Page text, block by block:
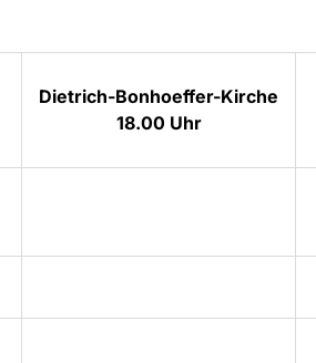
Dietrich-Bonhoeffer-Kirche
18.00 Uhr